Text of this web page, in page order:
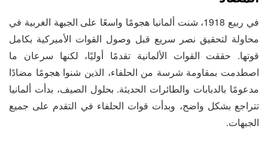
في ربيع 1918، شنت ألمانيا هجومًا واسعًا على الجبهة الغربية في
محاولة لتحقيق نصر سريع قبل وصول القوات الأميركية بكامل
قوتها. حققت القوات الألمانية تقدمًا أوليًا، لكنها سرعان ما
اصطدمت بمقاومة شرسة من الحلفاء، الذين شنوا هجومًا مضادًا
مدعومًا بالدبابات والطائرات الحديثة. بحلول الصيف، بدأت ألمانيا
تتراجع بشكل واضح، وبدأت قوات الحلفاء في التقدم على جميع
الجبهات.